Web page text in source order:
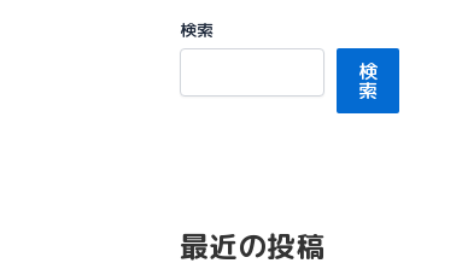
検索
検
索
最近の投稿